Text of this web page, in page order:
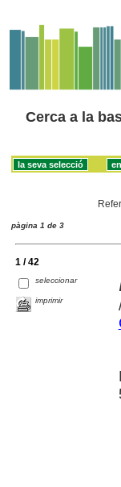
Cerca a la
pàgina 1 de 3
1 / 42
seleccionar
imprimir